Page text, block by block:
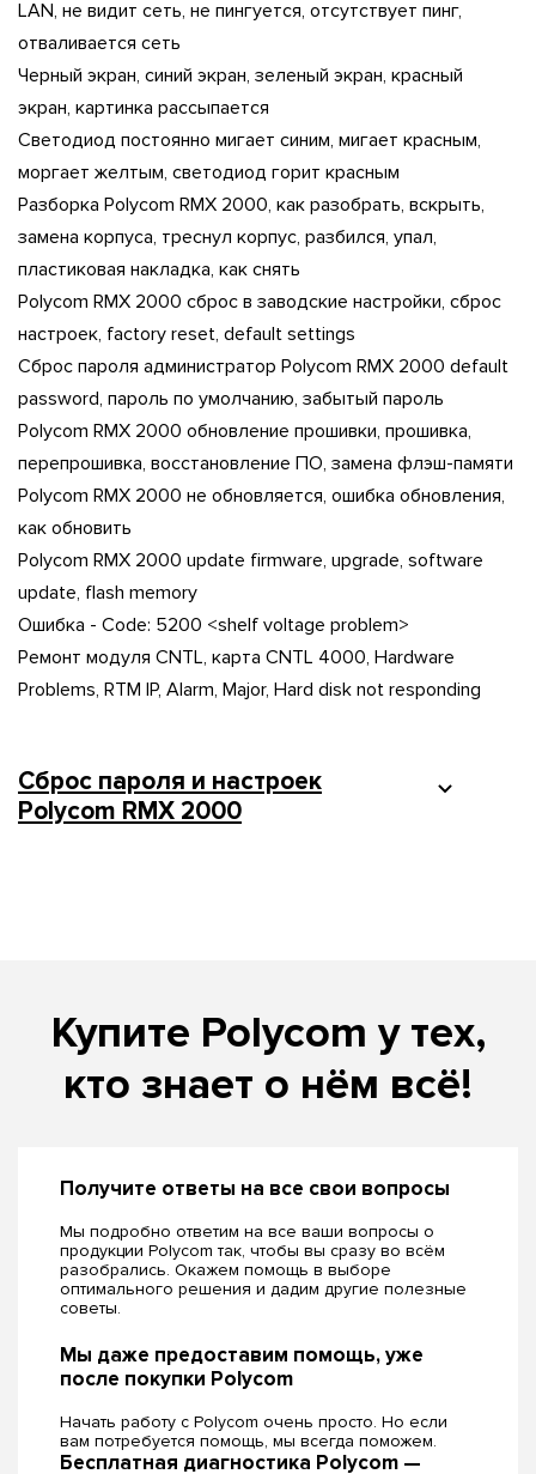
LAN, не видит сеть, не пингуется, отсутствует пинг,
отваливается сеть
Черный экран, синий экран, зеленый экран, красный
экран, картинка рассыпается
Светодиод постоянно мигает синим, мигает красным,
моргает желтым, светодиод горит красным
Разборка Polycom RMX 2000, как разобрать, вскрыть,
замена корпуса, треснул корпус, разбился, упал,
пластиковая накладка, как снять
Polycom RMX 2000 сброс в заводские настройки, сброс
настроек, factory reset, default settings
Сброс пароля администратор Polycom RMX 2000 default
password, пароль по умолчанию, забытый пароль
Polycom RMX 2000 обновление прошивки, прошивка,
перепрошивка, восстановление ПО, замена флэш-памяти
Polycom RMX 2000 не обновляется, ошибка обновления,
как обновить
Polycom RMX 2000 update firmware, upgrade, software
update, flash memory
Ошибка - Code: 5200 <shelf voltage problem>
Ремонт модуля CNTL, карта CNTL 4000, Hardware
Problems, RTM IP, Alarm, Major, Hard disk not responding
Cброс пароля и настроек
Polycom RMX 2000
Купите Polycom у тех,
кто знает о нём всё!
Получите ответы на все свои вопросы
Мы подробно ответим на все ваши вопросы о
продукции Polycom так, чтобы вы сразу во всём
разобрались. Окажем помощь в выборе
оптимального решения и дадим другие полезные
советы.
Мы даже предоставим помощь, уже
после покупки Polycom
Начать работу с Polycom очень просто. Но если
вам потребуется помощь, мы всегда поможем.
Бесплатная диагностика Polycom —